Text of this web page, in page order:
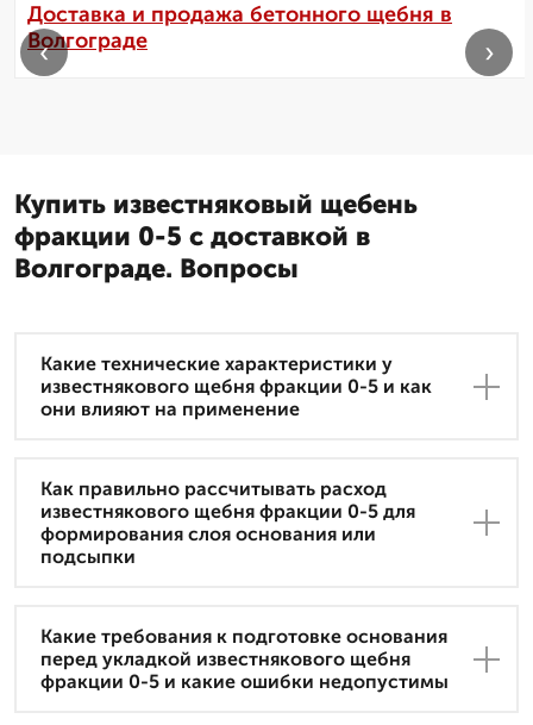
Доставка и продажа бетонного щебня в
Волгограде
‹ ›
Купить известняковый щебень
фракции 0-5 с доставкой в
Волгограде. Вопросы
Какие технические характеристики у
известнякового щебня фракции 0-5 и как
они влияют на применение
Как правильно рассчитывать расход
известнякового щебня фракции 0-5 для
формирования слоя основания или
подсыпки
Какие требования к подготовке основания
перед укладкой известнякового щебня
фракции 0-5 и какие ошибки недопустимы